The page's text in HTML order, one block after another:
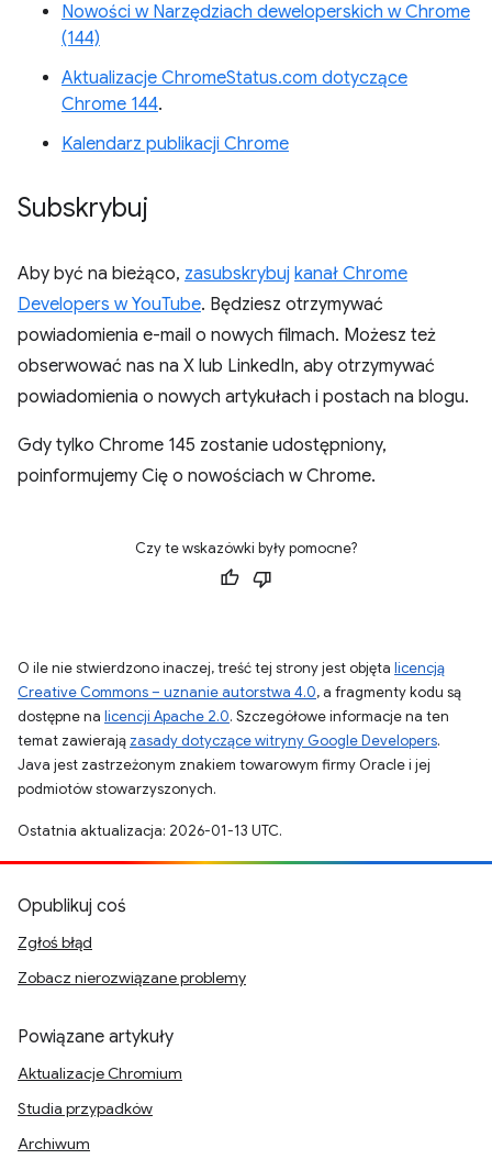
Nowości w Narzędziach deweloperskich w Chrome
(144)
Aktualizacje ChromeStatus.com dotyczące
Chrome 144.
Kalendarz publikacji Chrome
Subskrybuj
Aby być na bieżąco, zasubskrybuj kanał Chrome
Developers w YouTube. Będziesz otrzymywać
powiadomienia e-mail o nowych filmach. Możesz też
obserwować nas na X lub LinkedIn, aby otrzymywać
powiadomienia o nowych artykułach i postach na blogu.
Gdy tylko Chrome 145 zostanie udostępniony,
poinformujemy Cię o nowościach w Chrome.
Czy te wskazówki były pomocne?
O ile nie stwierdzono inaczej, treść tej strony jest objęta licencją
Creative Commons – uznanie autorstwa 4.0, a fragmenty kodu są
dostępne na licencji Apache 2.0. Szczegółowe informacje na ten
temat zawierają zasady dotyczące witryny Google Developers.
Java jest zastrzeżonym znakiem towarowym firmy Oracle i jej
podmiotów stowarzyszonych.
Ostatnia aktualizacja: 2026-01-13 UTC.
Opublikuj coś
Zgłoś błąd
Zobacz nierozwiązane problemy
Powiązane artykuły
Aktualizacje Chromium
Studia przypadków
Archiwum